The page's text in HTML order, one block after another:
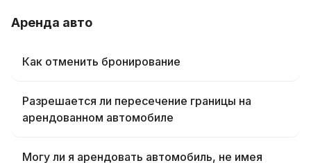
Аренда авто
Как отменить бронирование
Разрешается ли пересечение границы на
арендованном автомобиле
Могу ли я арендовать автомобиль, не имея